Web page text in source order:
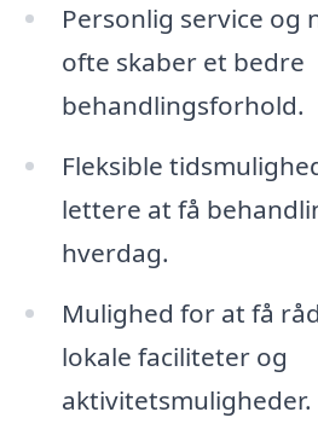
Personlig service
ofte skaber et bedre
behandlingsforhold.
Fleksible
lettere at få
hverdag.
Mulighed for at få
lokale faciliteter og
aktivitetsmuligheder.